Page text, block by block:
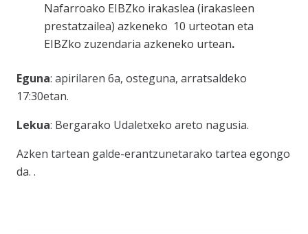
Nafarroako EIBZko irakaslea (irakasleen
prestatzailea) azkeneko 10 urteotan eta
EIBZko zuzendaria azkeneko urtean.
Eguna: apirilaren 6a, osteguna, arratsaldeko
17:30etan.
Lekua: Bergarako Udaletxeko areto nagusia.
Azken tartean galde-erantzunetarako tartea egongo
da. .